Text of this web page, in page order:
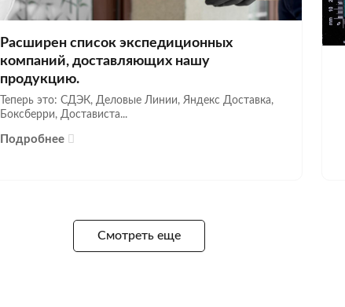
Расширен список экспедиционных
компаний, доставляющих нашу
продукцию.
Теперь это: СДЭК, Деловые Линии, Яндекс Доставка,
Боксберри, Достависта...
Подробнее
Смотреть еще